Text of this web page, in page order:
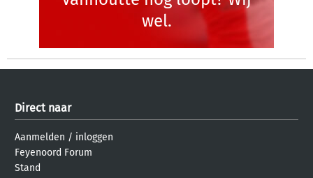
wel.
Direct naar
Aanmelden / inloggen
Feyenoord Forum
Stand